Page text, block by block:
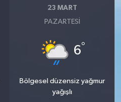
23 MART
PAZARTESI
6°
Bölgesel düzensiz yağmur
yağışlı